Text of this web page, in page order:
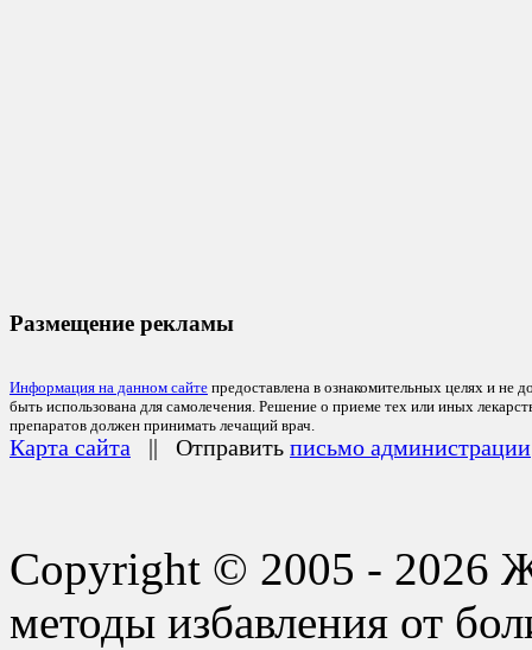
Размещение рекламы
Информация на данном сайте предоставлена в ознакомительных целях и не
быть использована для самолечения. Решение о приеме тех или иных
препаратов должен принимать лечащий врач.
Карта сайта || Отправить письмо администрации
Copyright © 2005 - 2026
методы избавления от